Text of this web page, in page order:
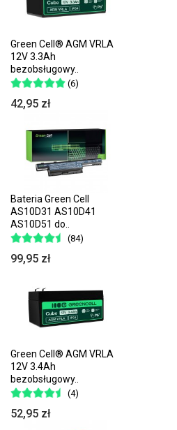
Green Cell® AGM VRLA
12V 3.3Ah
bezobsługowy..
(6)
42,95 zł
Bateria Green Cell
AS10D31 AS10D41
AS10D51 do..
(84)
99,95 zł
Green Cell® AGM VRLA
12V 3.4Ah
bezobsługowy..
(4)
52,95 zł